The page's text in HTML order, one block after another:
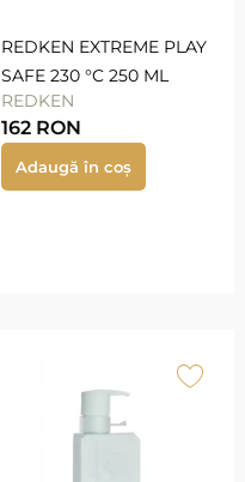
REDKEN EXTREME PLAY
SAFE 230 °C 250 ML
REDKEN
162 RON
Adaugă în coș